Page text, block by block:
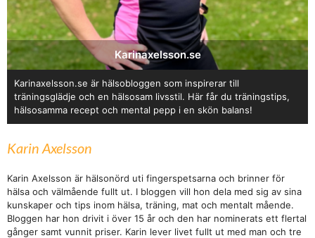
Karinaxelsson.se
Karinaxelsson.se är hälsobloggen som inspirerar till
träningsglädje och en hälsosam livsstil. Här får du träningstips,
hälsosamma recept och mental pepp i en skön balans!
Karin Axelsson
Karin Axelsson är hälsonörd uti fingerspetsarna och brinner för
hälsa och välmående fullt ut. I bloggen vill hon dela med sig av sina
kunskaper och tips inom hälsa, träning, mat och mentalt mående.
Bloggen har hon drivit i över 15 år och den har nominerats ett flertal
gånger samt vunnit priser. Karin lever livet fullt ut med man och tre